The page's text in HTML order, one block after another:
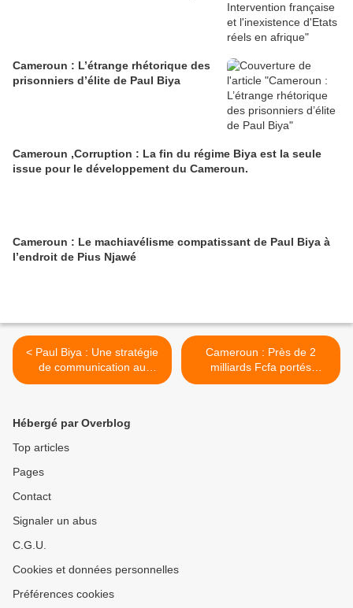
Cameroun : L’étrange rhétorique des
prisonniers d’élite de Paul Biya
Cameroun ,Corruption : La fin du régime Biya est la seule
issue pour le développement du Cameroun.
Cameroun : Le machiavélisme compatissant de Paul Biya à
l’endroit de Pius Njawé
< Paul Biya : Une stratégie
de communication au
mépris du peuple
Cameroun : Près de 2
milliards Fcfa portés
disparus à la trésorerie de
Hébergé par Overblog
Top articles
Pages
Contact
Signaler un abus
C.G.U.
Cookies et données personnelles
Préférences cookies